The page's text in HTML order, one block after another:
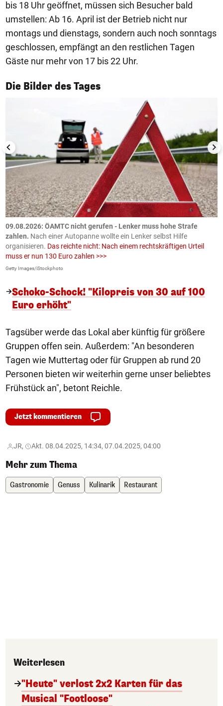
bis 18 Uhr geöffnet, müssen sich Besucher bald
umstellen: Ab 16. April ist der Betrieb nicht nur
montags und dienstags, sondern auch noch sonntags
geschlossen, empfängt an den restlichen Tagen
Gäste nur mehr von 17 bis 22 Uhr.
Die Bilder des Tages
1/50
09.08.2026: ÖAMTC nicht gerufen - Lenker muss hohe Strafe
zahlen. Nach einer Autopanne wollte ein Lenker selbst Hilfe
organisieren. Das reichte nicht: Nach einem rechtskräftigen Urteil
muss er nun 130 Euro zahlen >>>
Getty Images/iStockphoto
Schoko-Schock! "Kilopreis von 30 auf 100
Euro erhöht"
Tagsüber werde das Lokal aber künftig für größere
Gruppen offen sein. Außerdem: "An besonderen
Tagen wie Muttertag oder für Gruppen ab rund 20
Personen bieten wir weiterhin gerne unser beliebtes
Frühstück an", betont Reichle.
Jetzt kommentieren
JR, Akt. 08.04.2025, 14:34, 07.04.2025, 04:00
Mehr zum Thema
Gastronomie Genuss Kulinarik Restaurant
Weiterlesen
"Heute" verlost 2x2 Karten für das
Musical "Footloose"